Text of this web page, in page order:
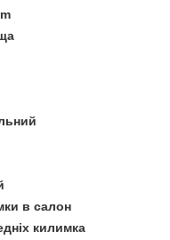
в салон
килимка